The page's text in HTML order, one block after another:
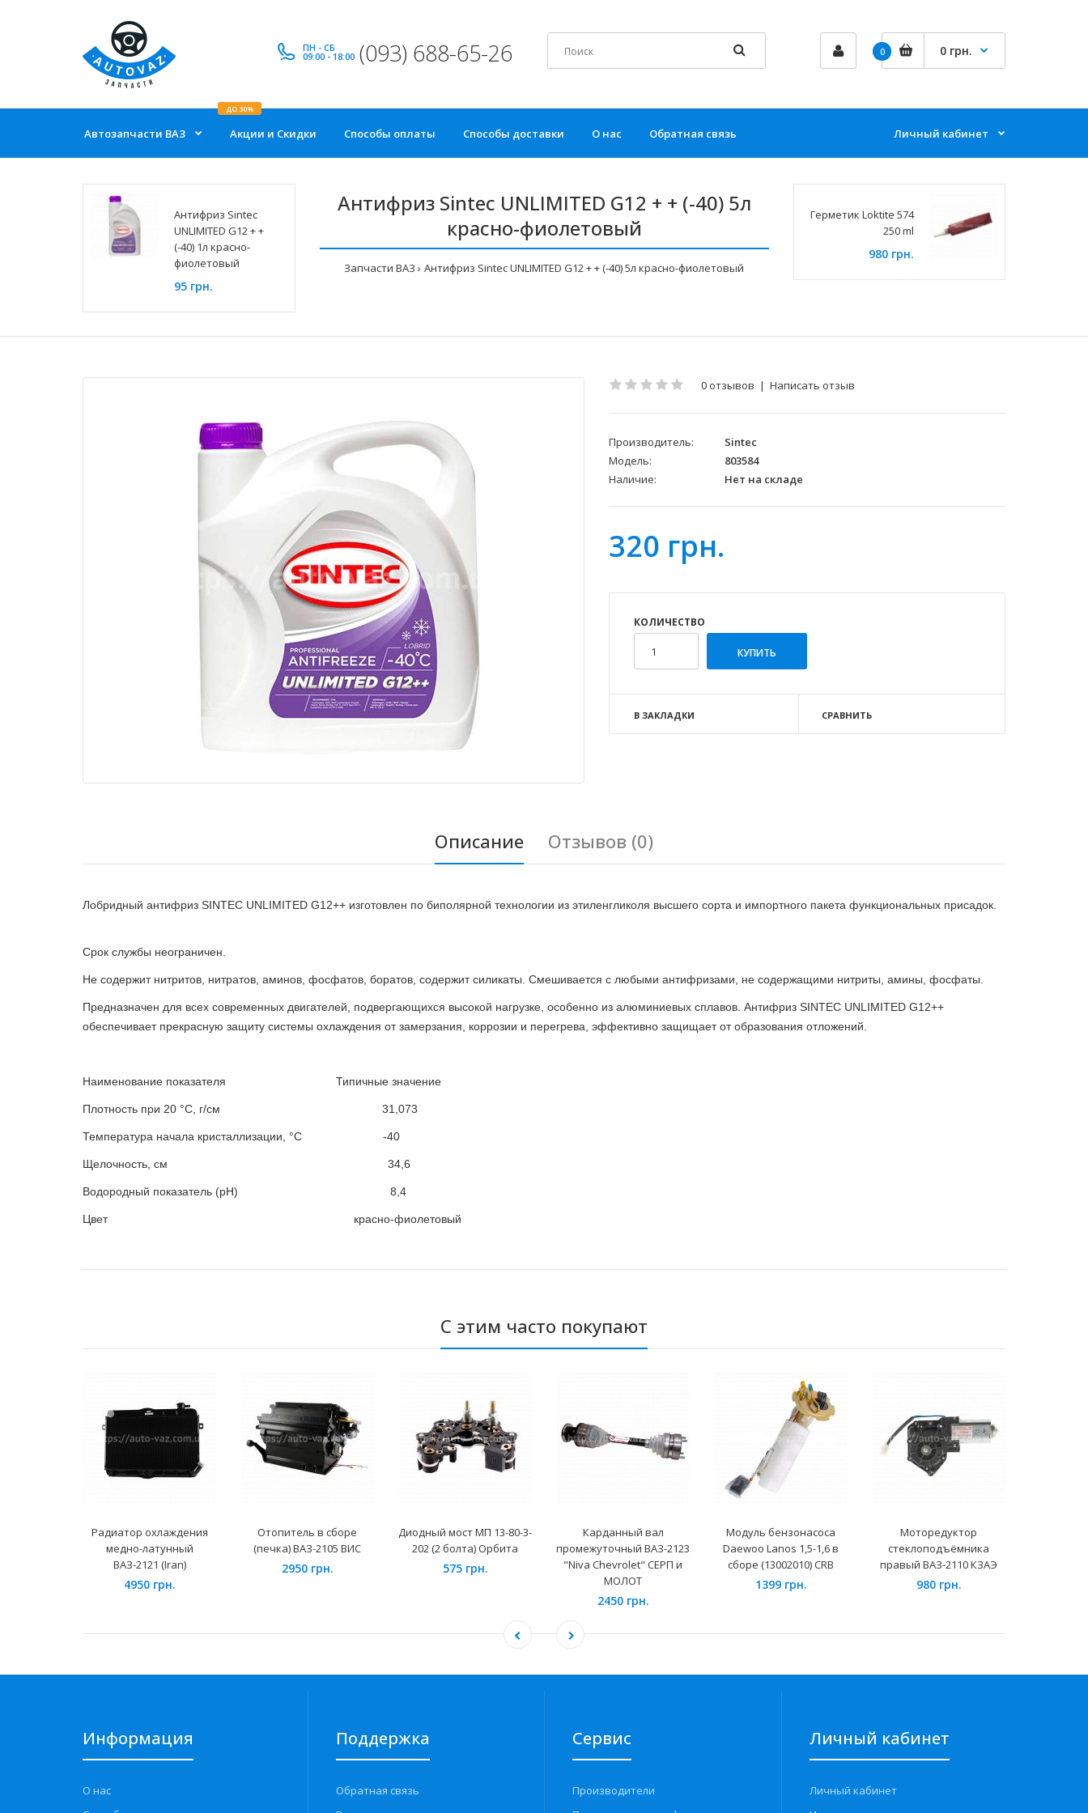
ПН - СБ
09:00 - 18:00 (093) 688-65-26 0 0 грн.
Автозапчасти ВАЗ Акции и Скидки
ДО 30%
Способы оплаты Способы доставки О нас Обратная связь Личный кабинет
Антифриз Sintec
UNLIMITED G12 + +
(-40) 1л красно-
фиолетовый
95 грн.
Антифриз Sintec UNLIMITED G12 + + (-40) 5л
красно-фиолетовый
Запчасти ВАЗ Антифриз Sintec UNLIMITED G12 + + (-40) 5л красно-фиолетовый
Герметик Loktite 574
250 ml
980 грн.
0 отзывов | Написать отзыв
Производитель:
Sintec
Модель:
803584
Наличие:
Нет на складе
320 грн.
КОЛИЧЕСТВО
В ЗАКЛАДКИ СРАВНИТЬ
Описание Отзывов (0)
Лобридный антифриз SINTEC UNLIMITED G12++ изготовлен по биполярной технологии из этиленгликоля высшего сорта и импортного пакета функциональных присадок.
Срок службы неограничен.
Не содержит нитритов, нитратов, аминов, фосфатов, боратов, содержит силикаты. Смешивается с любыми антифризами, не содержащими нитриты, амины, фосфаты.
Предназначен для всех современных двигателей, подвергающихся высокой нагрузке, особенно из алюминиевых сплавов. Антифриз SINTEC UNLIMITED G12++
обеспечивает прекрасную защиту системы охлаждения от замерзания, коррозии и перегрева, эффективно защищает от образования отложений.
Наименование показателя Типичные значение
Плотность при 20 °C, г/см 31,073
Температура начала кристаллизации, °C -40
Щелочность, см 34,6
Водородный показатель (рН) 8,4
Цвет красно-фиолетовый
С этим часто покупают
Радиатор охлаждения
медно-латунный
ВАЗ-2121 (Iran)
4950 грн.
Отопитель в сборе
(печка) ВАЗ-2105 ВИС
2950 грн.
Диодный мост МП 13-80-3-
202 (2 болта) Орбита
575 грн.
Карданный вал
промежуточный ВАЗ-2123
"Niva Chevrolet" СЕРП и
МОЛОТ
2450 грн.
Модуль бензонасоса
Daewoo Lanos 1,5-1,6 в
сборе (13002010) CRB
1399 грн.
Моторедуктор
стеклоподъёмника
правый ВАЗ-2110 КЗАЭ
980 грн.
Информация
О нас
Поддержка
Обратная связь
Сервис
Производители
Личный кабинет
Личный кабинет